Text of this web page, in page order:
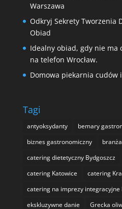
Warszawa
Odkryj Sekrety Tworzenia
Obiad
Idealny obiad, gdy nie ma
na telefon Wrocław.
Domowa piekarnia cudów
Tagi
antyoksydanty
bemary
biznes gastronomiczny
catering dietetyczny Bydgoszcz
catering Katowice
catering
catering na imprezy integracyjne
ekskluzywne danie
Grecka